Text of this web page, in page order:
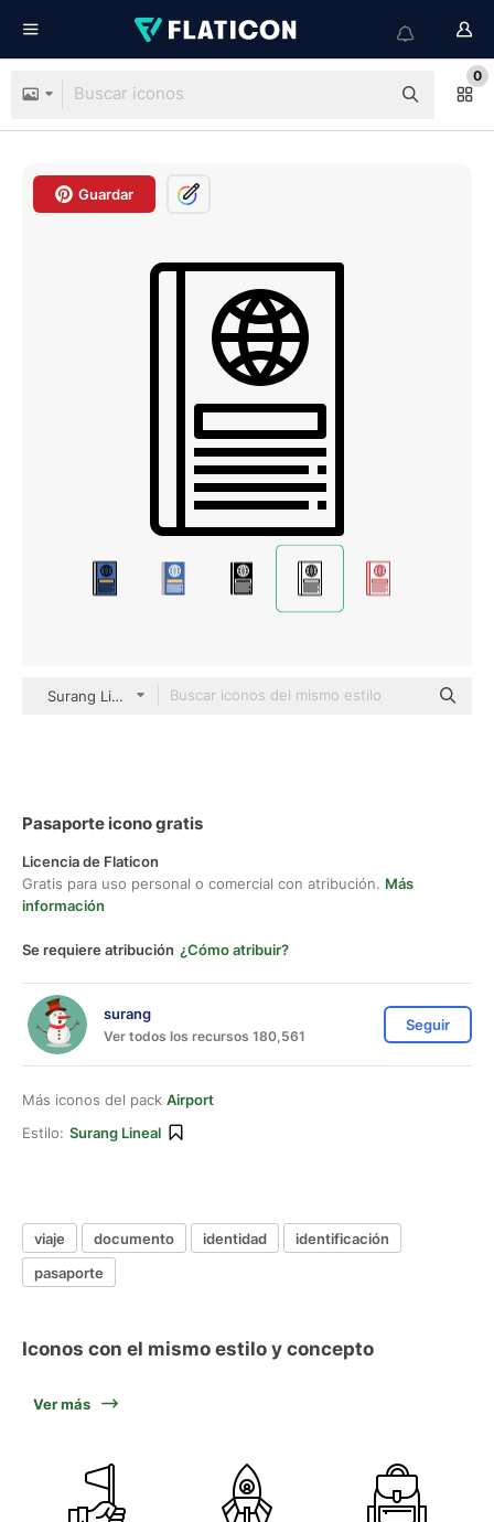
0
Guardar
Surang Lineal
Pasaporte icono gratis
Licencia de Flaticon
Gratis para uso personal o comercial con atribución. Más
información
Se requiere atribución ¿Cómo atribuir?
surang
Ver todos los recursos 180,561
Seguir
Más iconos del pack Airport
Estilo: Surang Lineal
viaje documento identidad
identificación
pasaporte
Iconos con el mismo estilo y concepto
Ver más